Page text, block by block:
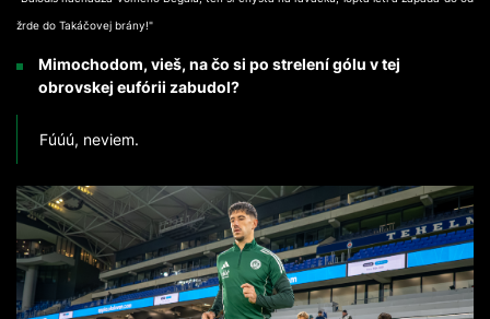
žrde do Takáčovej brány!"
Mimochodom, vieš, na čo si po strelení gólu v tej
obrovskej eufórii zabudol?
Fúúú, neviem.